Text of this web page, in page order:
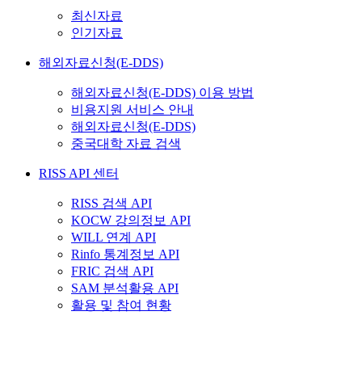
최신자료
인기자료
해외자료신청(E-DDS)
해외자료신청(E-DDS) 이용 방법
비용지원 서비스 안내
해외자료신청(E-DDS)
중국대학 자료 검색
RISS API 센터
RISS 검색 API
KOCW 강의정보 API
WILL 연계 API
Rinfo 통계정보 API
FRIC 검색 API
SAM 분석활용 API
활용 및 참여 현황